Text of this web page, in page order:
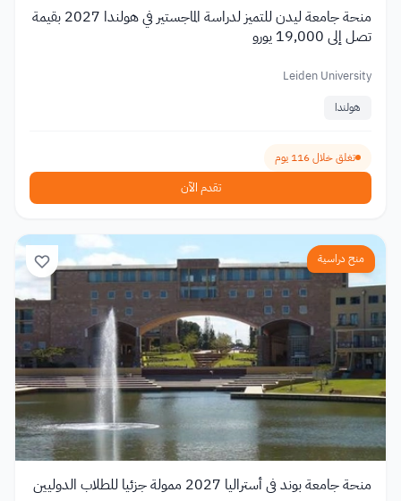
منحة جامعة ليدن للتميز لدراسة الماجستير في هولندا 2027 بقيمة
تصل إلى 19,000 يورو
Leiden University
هولندا
تغلق خلال 116 يوم
تقدم الآن
منح دراسية
منحة جامعة بوند في أستراليا 2027 ممولة جزئيا للطلاب الدوليين